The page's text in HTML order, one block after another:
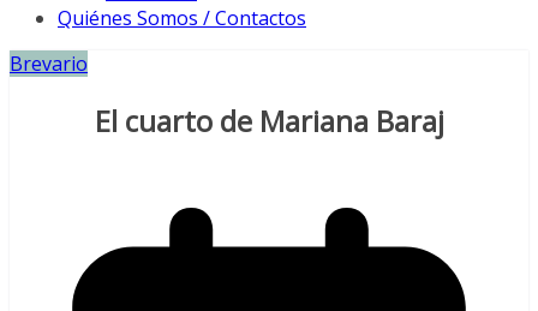
Quiénes Somos / Contactos
Brevario
El cuarto de Mariana Baraj